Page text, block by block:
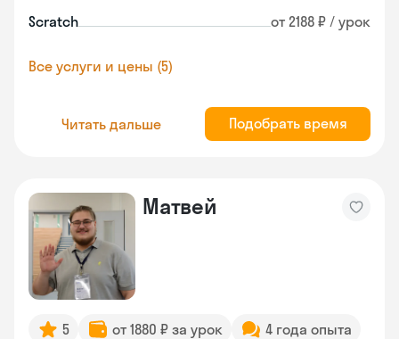
Scratch от 2188 ₽ / урок
Все услуги и цены (5)
Читать дальше Подобрать время
Матвей
5 от 1880 ₽ за урок
4 года опыта